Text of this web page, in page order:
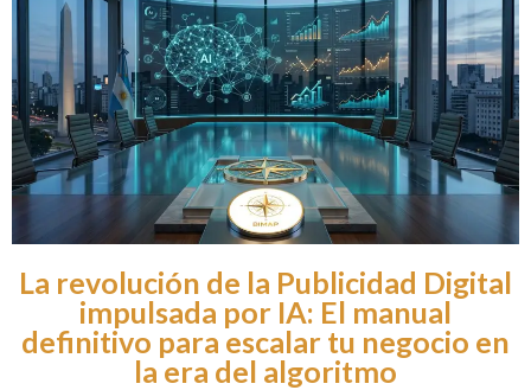
La revolución de la Publicidad Digital
impulsada por IA: El manual
definitivo para escalar tu negocio en
la era del algoritmo